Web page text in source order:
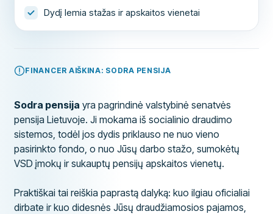
Dydį lemia stažas ir apskaitos vienetai
FINANCER AIŠKINA: SODRA PENSIJA
Sodra pensija yra pagrindinė valstybinė senatvės
pensija Lietuvoje. Ji mokama iš socialinio draudimo
sistemos, todėl jos dydis priklauso ne nuo vieno
pasirinkto fondo, o nuo Jūsų darbo stažo, sumokėtų
VSD įmokų ir sukauptų pensijų apskaitos vienetų.
Praktiškai tai reiškia paprastą dalyką: kuo ilgiau oficialiai
dirbate ir kuo didesnės Jūsų draudžiamosios pajamos,